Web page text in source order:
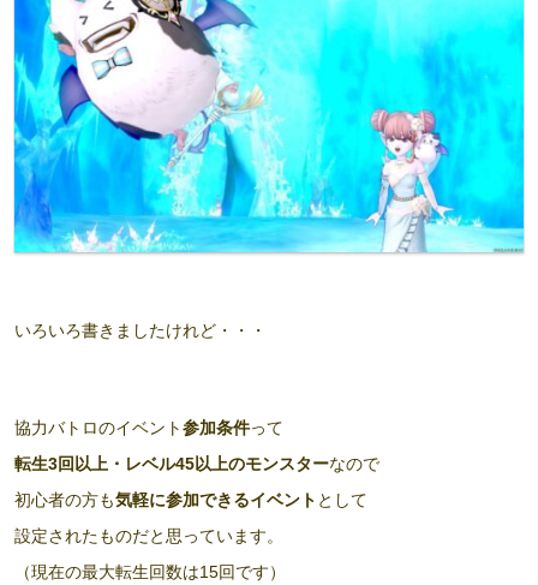
いろいろ書きましたけれど・・・
協力バトロのイベント参加条件って
転生3回以上・レベル45以上のモンスターなので
初心者の方も気軽に参加できるイベント として
設定されたものだと思っています。
（現在の最大転生回数は15回です）